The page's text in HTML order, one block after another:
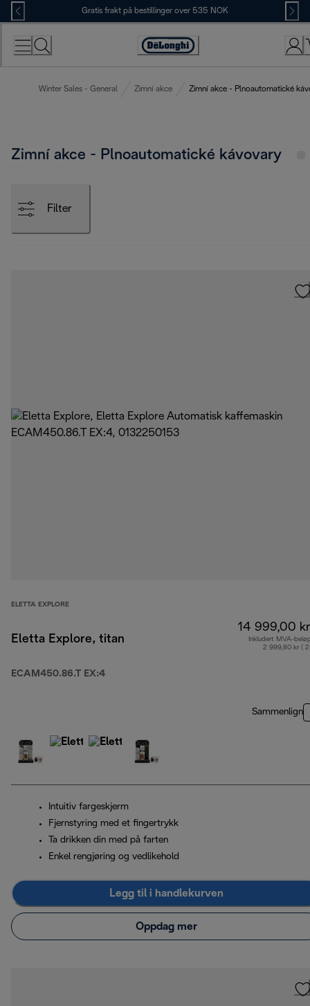
Skip
to
Content
Gratis frakt på bestillinger over 535 NOK
Accessibility
Winter Sales - General Zimní akce Zimní akce - Plnoautomatické
Zimní akce - Plnoautomatické kávovary
Filter
ELETTA EXPLORE
Eletta Explore, titan
ECAM450.86.T EX:4
14 999,00 kr
Inkludert MVA-
2 999,80 kr (
Sammenlign
Intuitiv fargeskjerm
Fjernstyring med et fingertrykk
Ta drikken din med på farten
Enkel rengjøring og vedlikehold
Legg til i handlekurven
Oppdag mer